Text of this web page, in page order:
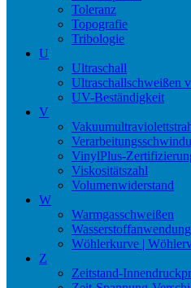
Toleranz
Topografie
Tribologie
U
Ultraschall
Ultraschallschweißen
UV-Beständigkeit
V
VinylPlus-
Viskositätszahl
Volumenwiderstand
W
Warmgasschweißen
Wöhlerkurve |
Z
Zeitstand-